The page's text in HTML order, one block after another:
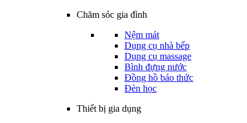
Chăm sóc gia đình
Nệm mát
Dụng cụ nhà bếp
Dụng cụ massage
Bình đựng nước
Đồng hồ báo thức
Đèn học
Thiết bị gia dụng